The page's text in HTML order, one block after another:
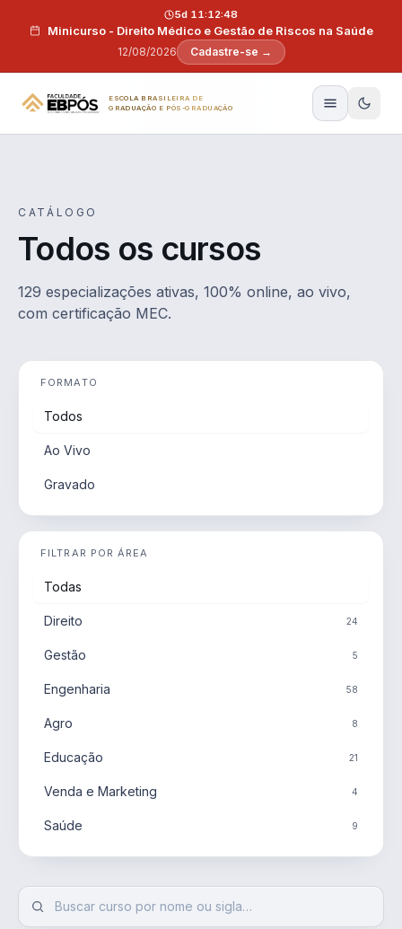
Minicurso - Direito Médico e Gestão de Riscos na Saúde
12/08/2026
5d 11:12:47
Cadastre-se →
ESCOLA BRASILEIRA DE
GRADUAÇÃO E PÓS-GRADUAÇÃO
CATÁLOGO
Todos os cursos
129 especializações ativas, 100% online, ao vivo,
com certificação MEC.
FORMATO
Todos
Ao Vivo
Gravado
FILTRAR POR ÁREA
Todas
Direito 24
Gestão 5
Engenharia 58
Agro 8
Educação 21
Venda e Marketing 4
Saúde 9